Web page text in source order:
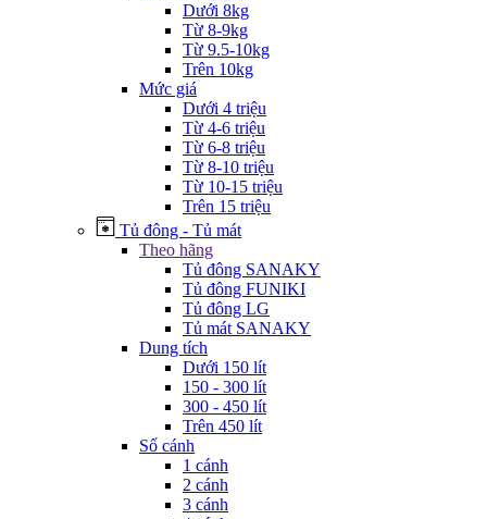
Dưới 8kg
Từ 8-9kg
Từ 9.5-10kg
Trên 10kg
Mức giá
Dưới 4 triệu
Từ 4-6 triệu
Từ 6-8 triệu
Từ 8-10 triệu
Từ 10-15 triệu
Trên 15 triệu
Tủ đông - Tủ mát
Theo hãng
Tủ đông SANAKY
Tủ đông FUNIKI
Tủ đông LG
Tủ mát SANAKY
Dung tích
Dưới 150 lít
150 - 300 lít
300 - 450 lít
Trên 450 lít
Số cánh
1 cánh
2 cánh
3 cánh